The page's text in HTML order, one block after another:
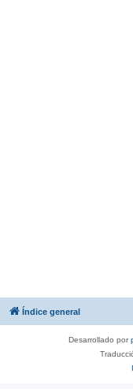
Índice general
Desarrollado por